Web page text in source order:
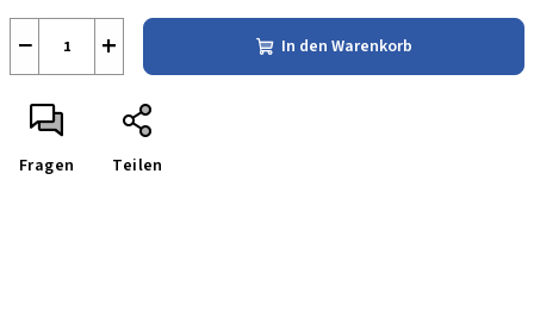
+
− In den Warenkorb
Fragen Teilen